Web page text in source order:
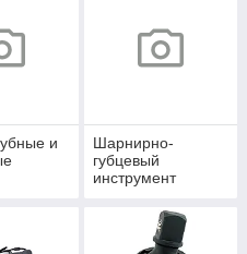
и
Шарнирно-
губцевый
инструмент